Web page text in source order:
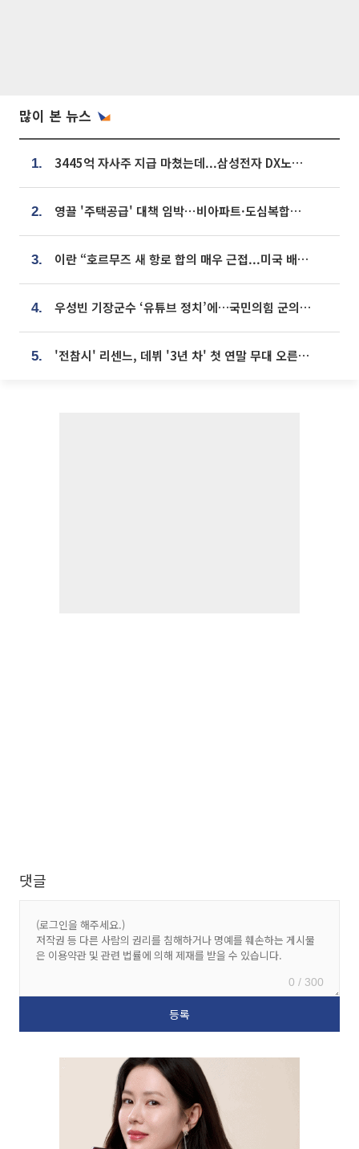
많이 본 뉴스
1. 3445억 자사주 지급 마쳤는데...삼성전자 DX노조, 뒤늦은 '떼쓰기 집회'
2. 영끌 '주택공급' 대책 임박⋯비아파트·도심복합까지 총동원
3. 이란 “호르무즈 새 항로 합의 매우 근접...미국 배상 먼저”
4. 우성빈 기장군수 ‘유튜브 정치’에…국민의힘 군의원들 집단 반발
5. '전참시' 리센느, 데뷔 '3년 차' 첫 연말 무대 오른다⋯"그동안 섭외 안 와"
댓글
0 / 300